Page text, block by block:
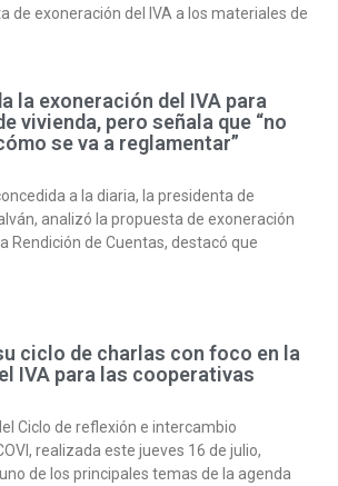
de exoneración del IVA a los materiales de
la exoneración del IVA para
vivienda, pero señala que “no
se va a reglamentar”
a la diaria, la presidenta de
analizó la propuesta de exoneración
Rendición de Cuentas, destacó que
ciclo de charlas con foco en la
IVA para las cooperativas
Ciclo de reflexión e intercambio
realizada este jueves 16 de julio,
de los principales temas de la agenda